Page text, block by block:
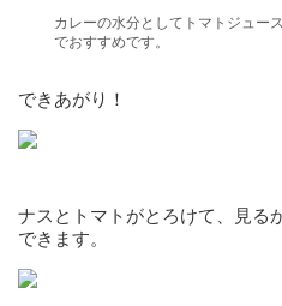
カレーの水分としてトマトジュー
でおすすめです。
できあがり！
ナスとトマトがとろけて、見る
できます。